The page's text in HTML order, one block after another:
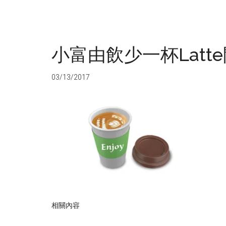
小富由飲少一杯
03/13/2017
相關內容